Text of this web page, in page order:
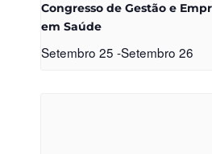
Congresso de Gestão e
em Saúde
Setembro 25 -Setembro 26